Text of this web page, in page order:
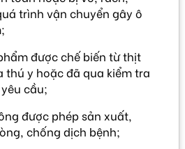
trình vận chuyển gây ô
được chế biến từ thịt
thú y hoặc đã qua kiểm tra
cầu;
được phép sản xuất,
chống dịch bệnh;